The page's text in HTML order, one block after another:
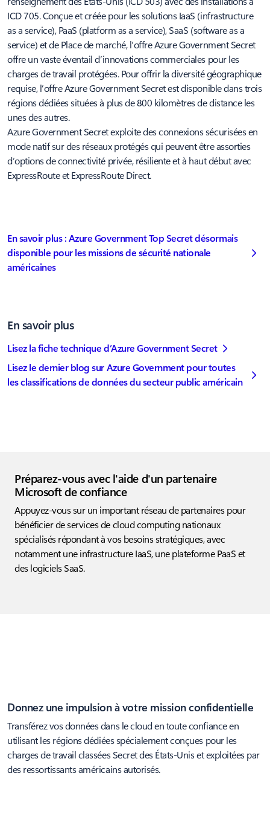
ICD 705. Conçue et créée pour les solutions IaaS (infrastructure
as a service), PaaS (platform as a service), SaaS (software as a
service) et de Place de marché, l’offre Azure Government Secret
offre un vaste éventail d’innovations commerciales pour les
charges de travail protégées. Pour offrir la diversité géographique
requise, l’offre Azure Government Secret est disponible dans trois
régions dédiées situées à plus de 800 kilomètres de distance les
unes des autres.
Azure Government Secret exploite des connexions sécurisées en
mode natif sur des réseaux protégés qui peuvent être assorties
d’options de connectivité privée, résiliente et à haut début avec
ExpressRoute et ExpressRoute Direct.
En savoir plus : Azure Government Top Secret désormais
disponible pour les missions de sécurité nationale
américaines
En savoir plus
Lisez la fiche technique d’Azure Government Secret
Lisez le dernier blog sur Azure Government pour toutes
les classifications de données du secteur public américain
Préparez-vous avec l'aide d'un partenaire
Microsoft de confiance
Appuyez-vous sur un important réseau de partenaires pour
bénéficier de services de cloud computing nationaux
spécialisés répondant à vos besoins stratégiques, avec
notamment une infrastructure IaaS, une plateforme PaaS et
des logiciels SaaS.
Donnez une impulsion à votre mission confidentielle
Transférez vos données dans le cloud en toute confiance en
utilisant les régions dédiées spécialement conçues pour les
charges de travail classées Secret des États-Unis et exploitées par
des ressortissants américains autorisés.